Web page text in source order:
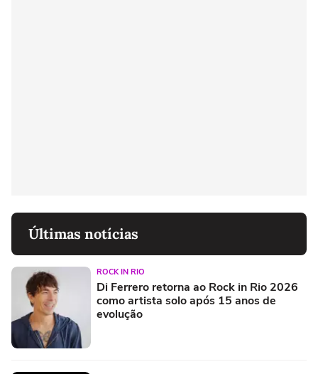
Últimas notícias
ROCK IN RIO
Di Ferrero retorna ao Rock in Rio 2026
como artista solo após 15 anos de
evolução